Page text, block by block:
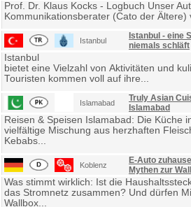
Prof. Dr. Klaus Kocks - Logbuch Unser
Kommunikationsberater (Cato der Ältere)
Istanbul
Istanbul - eine
niemals schläft
Istanbul
bietet eine Vielzahl von Aktivitäten und
Touristen kommen voll auf ihre...
Islamabad
Truly Asian
Islamabad
Reisen & Speisen Islamabad: Die Küche
vielfältige Mischung aus herzhaften
Kebabs...
Koblenz
E-Auto
Mythen zur
Was stimmt wirklich: Ist die
das Stromnetz zusammen? Und dürfen
Wallbox...